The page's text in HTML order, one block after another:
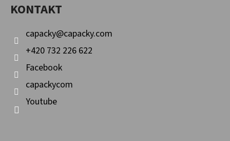
KONTAKT
capacky@capacky.com
+420 732 226 622
Facebook
capackycom
Youtube